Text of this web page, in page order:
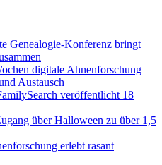
Genealogie-Konferenz bringt
digitale Ahnenforschung
Austausch
veröffentlicht 18
über Halloween zu über 1,5
erlebt rasant